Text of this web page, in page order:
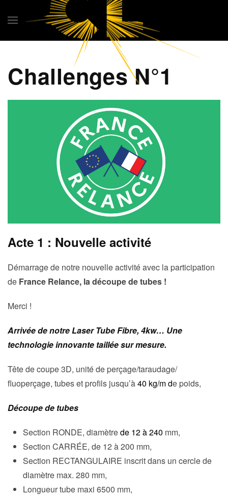
Skip to main content
Challenges N°1
Acte 1 : Nouvelle activité
Démarrage de notre nouvelle activité avec la participation
de France Relance, la découpe de tubes !
Merci !
Arrivée de notre Laser Tube Fibre, 4kw… Une
technologie innovante taillée sur mesure.
Tête de coupe 3D, unité de perçage/taraudage/
fluoperçage, tubes et profils jusqu’à40 kg/m de poids,
Découpe de tubes
Section RONDE, diamètrede 12 à 240 mm,
Section CARRÉE, de 12 à 200 mm,
Section RECTANGULAIRE inscrit dans un cercle de
diamètre max. 280 mm,
Longueur tube maxi 6500 mm,